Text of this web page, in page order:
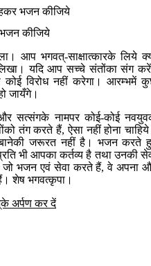
भजन कीजिये
कीजिये
आप भगवत्-साक्षात्कारके लिये
यदि आप सच्चे संतोंका संग
विरोध नहीं करेगा। आरम्भमें
जायँगे।
सत्संगके नामपर कोई-कोई
तंग करते हैं, ऐसा नहीं होना
जरूरत नहीं है। भजन करते
भी आपका कर्तव्य है तथा उनकी
जो भजन एवं सेवा करते हैं, वे अपना
शेष भगवत्कृपा।
अर्पण कर दें